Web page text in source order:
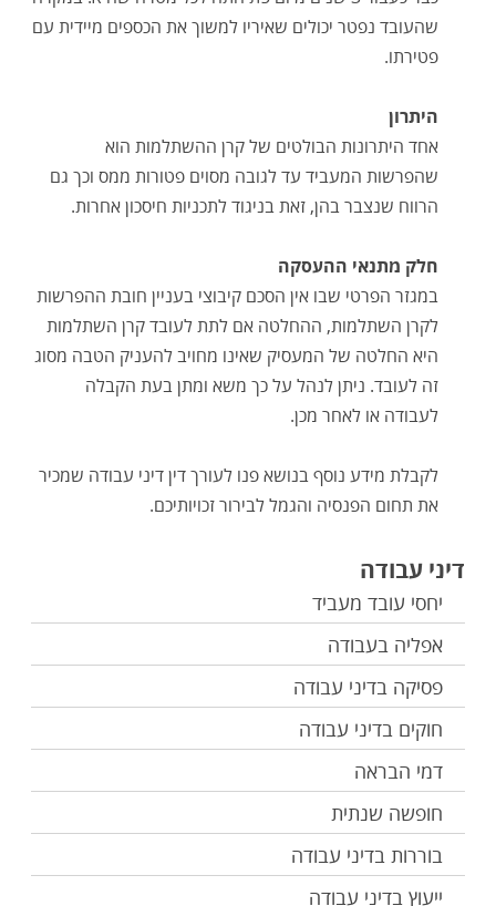
שהעובד נפטר יכולים שאיריו למשוך את הכספים מיידית עם
פטירתו.
היתרון
אחד היתרונות הבולטים של קרן ההשתלמות הוא
שהפרשות המעביד עד לגובה מסוים פטורות ממס וכך גם
הרווח שנצבר בהן, זאת בניגוד לתכניות חיסכון אחרות.
חלק מתנאי ההעסקה
במגזר הפרטי שבו אין הסכם קיבוצי בעניין חובת ההפרשות
לקרן השתלמות, ההחלטה אם לתת לעובד קרן השתלמות
היא החלטה של המעסיק שאינו מחויב להעניק הטבה מסוג
זה לעובד. ניתן לנהל על כך משא ומתן בעת הקבלה
לעבודה או לאחר מכן.
לקבלת מידע נוסף בנושא פנו לעורך דין דיני עבודה שמכיר
את תחום הפנסיה והגמל לבירור זכויותיכם.
דיני עבודה
יחסי עובד מעביד
אפליה בעבודה
פסיקה בדיני עבודה
חוקים בדיני עבודה
דמי הבראה
חופשה שנתית
בוררות בדיני עבודה
ייעוץ בדיני עבודה